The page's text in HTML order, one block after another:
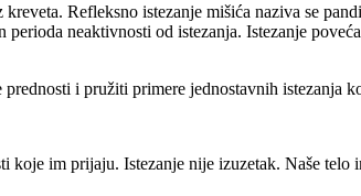
Refleksno istezanje mišića naziva se
neaktivnosti od istezanja. Istezanje
i pružiti primere jednostavnih istezanja
im prijaju. Istezanje nije izuzetak. Naše telo